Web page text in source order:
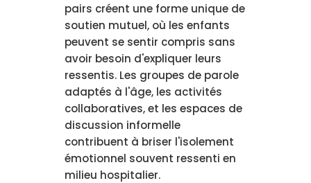
pairs créent une forme unique de
soutien mutuel, où les enfants
peuvent se sentir compris sans
avoir besoin d'expliquer leurs
ressentis. Les groupes de parole
adaptés à l'âge, les activités
collaboratives, et les espaces de
discussion informelle
contribuent à briser l'isolement
émotionnel souvent ressenti en
milieu hospitalier.